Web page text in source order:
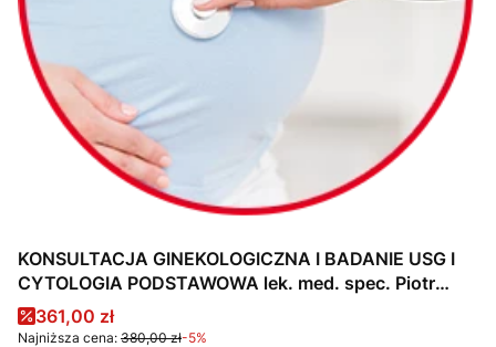
KONSULTACJA GINEKOLOGICZNA I BADANIE USG I
CYTOLOGIA PODSTAWOWA lek. med. spec. Piotr
Pordzik
Cena promocyjna
361,00 zł
Najniższa cena: 380,00 zł-5%